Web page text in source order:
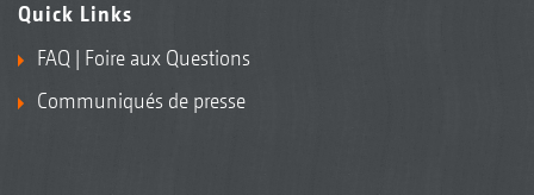
Quick Links
FAQ | Foire aux Questions
Communiqués de presse